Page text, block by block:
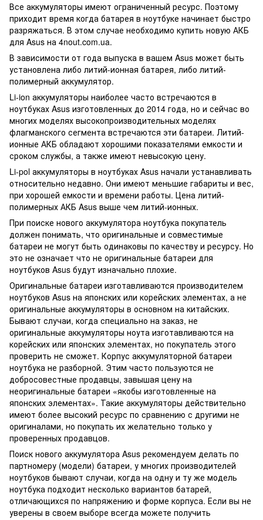
Все аккумуляторы имеют ограниченный ресурс. Поэтому
приходит время когда батарея в ноутбуке начинает быстро
разряжаться. В этом случае необходимо купить новую АКБ
для Asus на 4nout.com.ua.
В зависимости от года выпуска в вашем Asus может быть
установлена либо литий-ионная батарея, либо литий-
полимерный аккумулятор.
Li-ion аккумуляторы наиболее часто встречаются в
ноутбуках Asus изготовленных до 2014 года, но и сейчас во
многих моделях высокопроизводительных моделях
флагманского сегмента встречаются эти батареи. Литий-
ионные АКБ обладают хорошими показателями емкости и
сроком службы, а также имеют невысокую цену.
Li-pol аккумуляторы в ноутбуках Asus начали устанавливать
относительно недавно. Они имеют меньшие габариты и вес,
при хорошей емкости и времени работы. Цена литий-
полимерных АКБ Asus выше чем литий-ионных.
При поиске нового аккумулятора ноутбука покупатель
должен понимать, что оригинальные и совместимые
батареи не могут быть одинаковы по качеству и ресурсу. Но
это не означает что не оригинальные батареи для
ноутбуков Asus будут изначально плохие.
Оригинальные батареи изготавливаются производителем
ноутбуков Asus на японских или корейских элементах, а не
оригинальные аккумуляторы в основном на китайских.
Бывают случаи, когда специально на заказ, не
оригинальные аккумуляторы ноута изготавливаются на
корейских или японских элементах, но покупатель этого
проверить не сможет. Корпус аккумуляторной батареи
ноутбука не разборной. Этим часто пользуются не
добросовестные продавцы, завышая цену на
неоригинальные батареи «якобы изготовленные на
японских элементах». Такие аккумуляторы действительно
имеют более высокий ресурс по сравнению с другими не
оригиналами, но покупать их желательно только у
проверенных продавцов.
Поиск нового аккумулятора Asus рекомендуем делать по
партномеру (модели) батареи, у многих производителей
ноутбуков бывают случаи, когда на одну и ту же модель
ноутбука подходит несколько вариантов батарей,
отличающихся по напряжению и форме корпуса. Если вы не
уверены в своем выборе всегда можете получить